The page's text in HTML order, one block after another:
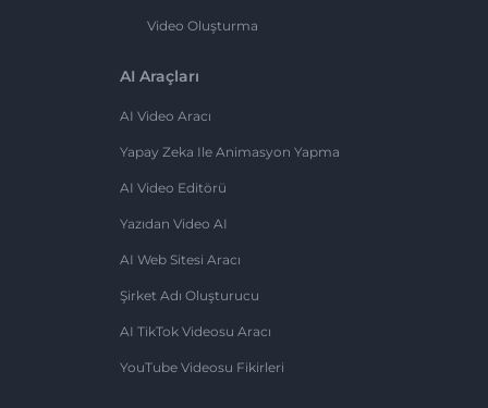
Video Oluşturma
AI Araçları
AI Video Aracı
Yapay Zeka Ile Animasyon Yapma
AI Video Editörü
Yazıdan Video AI
AI Web Sitesi Aracı
Şirket Adı Oluşturucu
AI TikTok Videosu Aracı
YouTube Videosu Fikirleri